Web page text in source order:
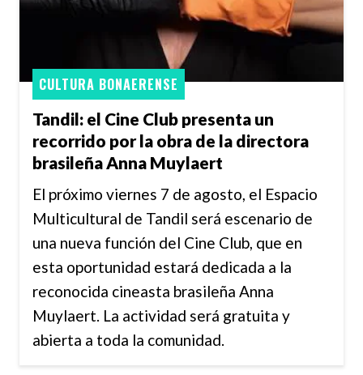
Tandil: el Cine Club presenta un
recorrido por la obra de la directora
brasileña Anna Muylaert
CULTURA BONAERENSE
El próximo viernes 7 de agosto, el Espacio
Multicultural de Tandil será escenario de
una nueva función del Cine Club, que en
esta oportunidad estará dedicada a la
reconocida cineasta brasileña Anna
Muylaert. La actividad será gratuita y
abierta a toda la comunidad.